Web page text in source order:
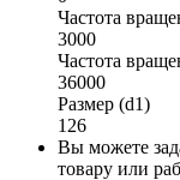
Частота
3000
Частота
36000
Размер (d1)
126
Вы можете
товару или